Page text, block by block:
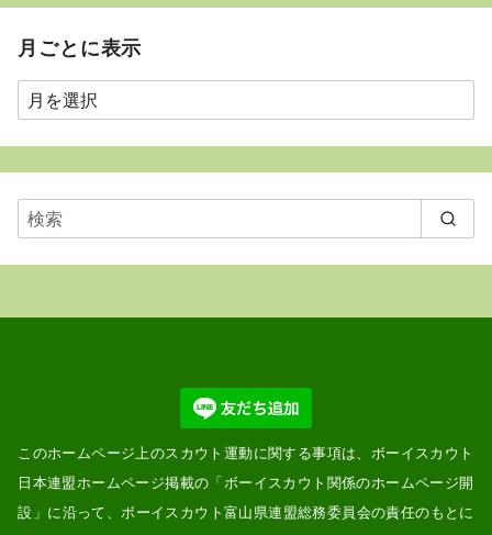
月ごとに表示
月
ご
と
表
示
このホームページ上のスカウト運動に関する事項は、ボーイスカウト
日本連盟ホームページ掲載の「ボーイスカウト関係のホームページ開
設 」に沿って、ボーイスカウト富山県連盟総務委員会の責任のもとに